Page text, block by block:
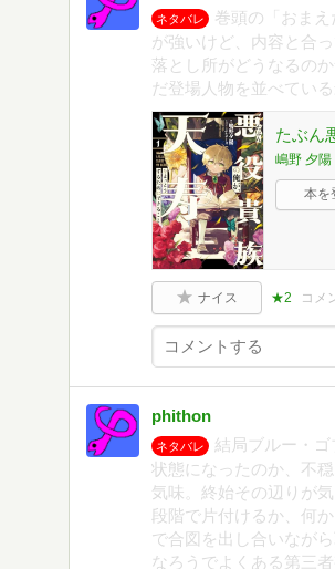
ネタバレ
巻頭の「おま
が強いけど、内容と合
落とし所がどうなるの
だ登場人物を並べてい
たぶん
嶋野 夕陽
本を
ナイス ★2 コメ
phithon
ネタバレ
結局ブルー・
状態になったのか、不
気味。終始その辺りが
段階で片付けるか、何
で合図を出し合いなが
なろうでよくある第三